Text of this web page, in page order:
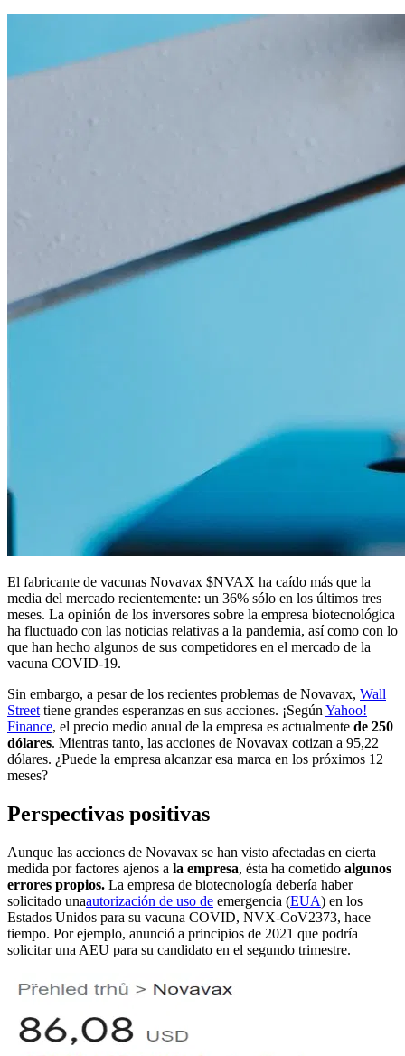
El fabricante de vacunas Novavax $NVAX ha caído más que la
media del mercado recientemente: un 36% sólo en los últimos tres
meses. La opinión de los inversores sobre la empresa biotecnológica
ha fluctuado con las noticias relativas a la pandemia, así como con lo
que han hecho algunos de sus competidores en el mercado de la
vacuna COVID-19.
Sin embargo, a pesar de los recientes problemas de Novavax, Wall
Street tiene grandes esperanzas en sus acciones. ¡Según Yahoo!
Finance, el precio medio anual de la empresa es actualmente de 250
dólares. Mientras tanto, las acciones de Novavax cotizan a 95,22
dólares. ¿Puede la empresa alcanzar esa marca en los próximos 12
meses?
Perspectivas positivas
Aunque las acciones de Novavax se han visto afectadas en cierta
medida por factores ajenos a la empresa, ésta ha cometido algunos
errores propios. La empresa de biotecnología debería haber
solicitado unaautorización de uso de emergencia (EUA) en los
Estados Unidos para su vacuna COVID, NVX-CoV2373, hace
tiempo. Por ejemplo, anunció a principios de 2021 que podría
solicitar una AEU para su candidato en el segundo trimestre.